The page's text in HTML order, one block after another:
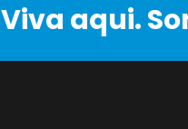
Viva aqui.